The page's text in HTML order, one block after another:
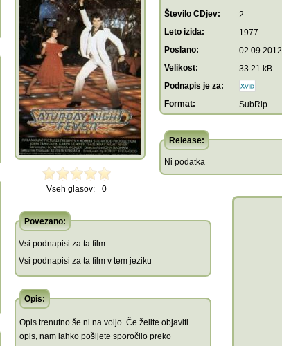
Vseh glasov: 0
Število CDjev: 2
Leto izida:
1977
Poslano:
02.09.2012
Velikost:
33.21 kB
Podnapis je za:
Format:
SubRip
Release:
Ni podatka
Povezano:
Vsi podnapisi za ta film
Vsi podnapisi za ta film v tem jeziku
Opis:
Opis trenutno še ni na voljo. Če želite objaviti
opis, nam lahko pošljete sporočilo preko